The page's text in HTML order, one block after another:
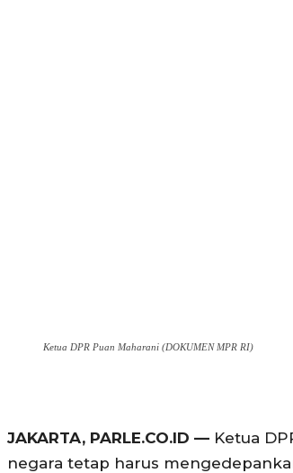
Ketua DPR Puan Maharani (DOKUMEN MPR RI)
JAKARTA, PARLE.CO.ID — Ketua
negara tetap harus